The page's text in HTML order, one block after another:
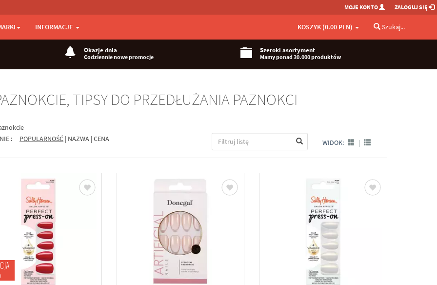
MOJE KONTO ZALOGUJ SIĘ
INFORMACJE KOSZYK (0.00 PLN) Szukaj...
Okazje dnia
Codziennie nowe promocje
Szeroki asortyment
Mamy ponad 30.000 produktów
TIPSY DO PRZEDŁUŻANIA PAZNOKCI
: POPULARNOŚĆ | NAZWA | CENA WIDOK: |